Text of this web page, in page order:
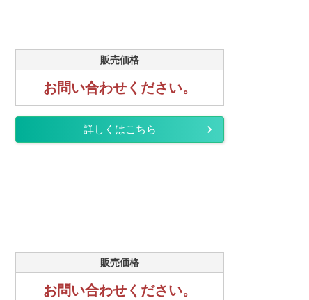
販売価格
お問い合わせください。
詳しくはこちら
販売価格
お問い合わせください。